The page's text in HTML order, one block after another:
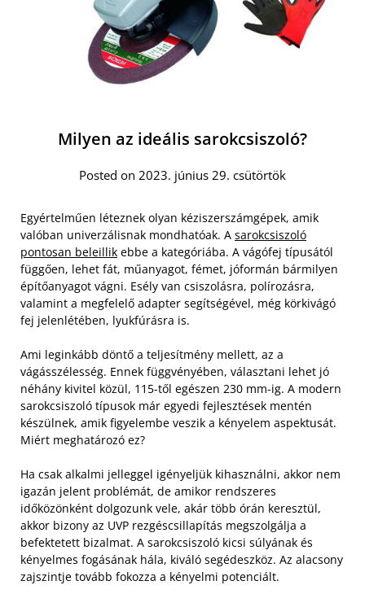
Milyen az ideális sarokcsiszoló?
Posted on 2023. június 29. csütörtök
Egyértelműen léteznek olyan kéziszerszámgépek, amik
valóban univerzálisnak mondhatóak. A sarokcsiszoló
pontosan beleillik ebbe a kategóriába. A vágófej típusától
függően, lehet fát, műanyagot, fémet, jóformán bármilyen
építőanyagot vágni. Esély van csiszolásra, polírozásra,
valamint a megfelelő adapter segítségével, még körkivágó
fej jelenlétében, lyukfúrásra is.
Ami leginkább döntő a teljesítmény mellett, az a
vágásszélesség. Ennek függvényében, választani lehet jó
néhány kivitel közül, 115-től egészen 230 mm-ig. A modern
sarokcsiszoló típusok már egyedi fejlesztések mentén
készülnek, amik figyelembe veszik a kényelem aspektusát.
Miért meghatározó ez?
Ha csak alkalmi jelleggel igényeljük kihasználni, akkor nem
igazán jelent problémát, de amikor rendszeres
időközönként dolgozunk vele, akár több órán keresztül,
akkor bizony az UVP rezgéscsillapítás megszolgálja a
befektetett bizalmat. A sarokcsiszoló kicsi súlyának és
kényelmes fogásának hála, kiváló segédeszköz. Az alacsony
zajszintje tovább fokozza a kényelmi potenciált.